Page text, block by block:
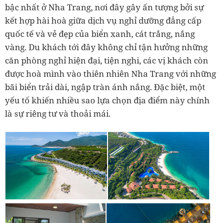
bậc nhất ở Nha Trang, nơi đây gây ấn tượng bởi sự
kết hợp hài hoà giữa dịch vụ nghỉ dưỡng đẳng cấp
quốc tế và vẻ đẹp của biển xanh, cát trắng, nắng
vàng. Du khách tới đây không chỉ tận hưởng những
căn phòng nghỉ hiện đại, tiện nghi, các vị khách còn
được hoà mình vào thiên nhiên Nha Trang với những
bãi biển trải dài, ngập tràn ánh nắng. Đặc biệt, một
yếu tố khiến nhiều sao lựa chọn địa điểm này chính
là sự riêng tư và thoải mái.